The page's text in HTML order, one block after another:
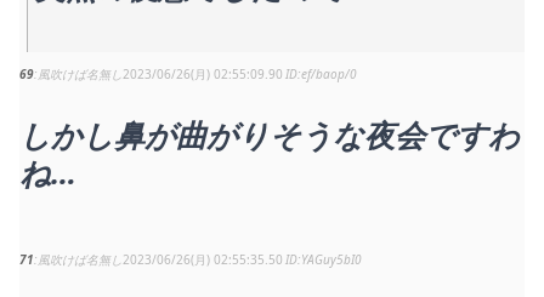
69 風吹けば名無し 2023/06/26(月) 02:55:09.90 ef/baop/0
しかし鼻が曲がりそうな夜会ですわ
ね…
71 風吹けば名無し 2023/06/26(月) 02:55:35.50 YAGuy5bI0